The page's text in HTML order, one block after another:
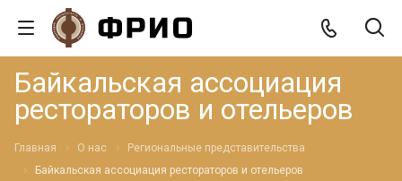
Байкальская ассоциация
рестораторов и отельеров
Главная О нас
Региональные представительства
Байкальская ассоциация рестораторов и отельеров